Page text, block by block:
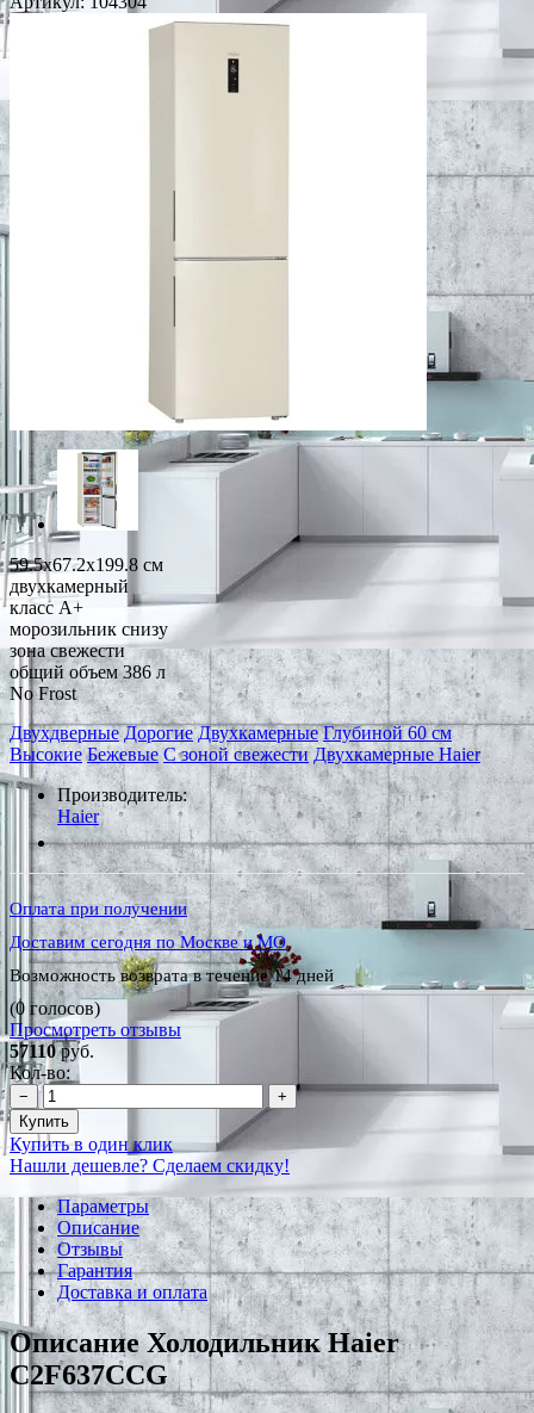
59.5x67.2x199.8 см
двухкамерный
класс A+
морозильник снизу
зона свежести
общий объем 386 л
No Frost
Двухдверные Дорогие Двухкамерные Глубиной 60 см
Высокие Бежевые С зоной свежести Двухкамерные Haier
Производитель:
Haier
*Наличие уточняйте у менеджера
Оплата при получении
Доставим сегодня по Москве и МО
Возможность возврата в течение 14 дней
(0 голосов)
Просмотреть отзывы
57110руб.
Кол-во:
−
+
Купить
Купить в один клик
Нашли дешевле? Сделаем скидку!
Параметры
Описание
Отзывы
Гарантия
Доставка и оплата
Описание Холодильник Haier
C2F637CCG